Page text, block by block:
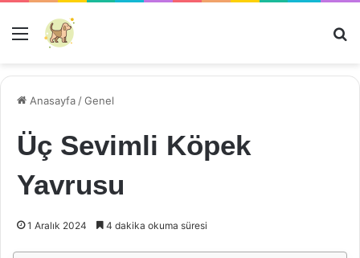
Menü
Anasayfa /Genel
Üç Sevimli Köpek
Yavrusu
1 Aralık 2024 4 dakika okuma süresi